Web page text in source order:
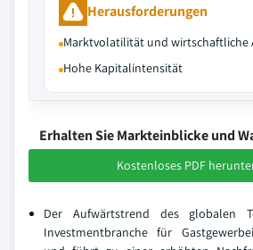
Herausforderungen
Marktvolatilität und wirtschaftliche
Hohe Kapitalintensität
Erhalten Sie Markteinblicke und
Kostenloses PDF
Der Aufwärtstrend des globalen
Investmentbranche für